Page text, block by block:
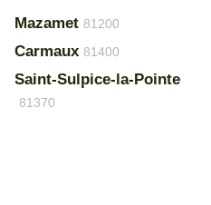
Mazamet 81200
Carmaux 81400
Saint-Sulpice-la-Pointe
81370